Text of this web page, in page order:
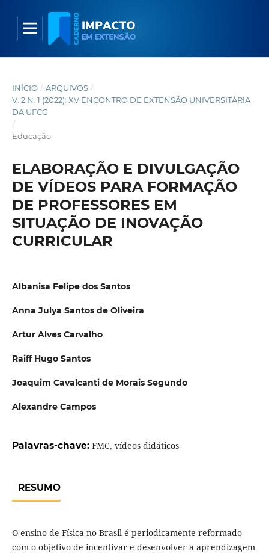
INÍCIO / ARQUIVOS /
V. 2 N. 1 (2022): XV ENCONTRO DE EXTENSÃO UNIVERSITÁRIA
DA UFCG
/
Educação
ELABORAÇÃO E DIVULGAÇÃO
DE VÍDEOS PARA FORMAÇÃO
DE PROFESSORES EM
SITUAÇÃO DE INOVAÇÃO
CURRICULAR
Albanisa Felipe dos Santos
Anna Julya Santos de Oliveira
Artur Alves Carvalho
Raiff Hugo Santos
Joaquim Cavalcanti de Morais Segundo
Alexandre Campos
Palavras-chave: FMC, vídeos didáticos
RESUMO
O ensino de Física no Brasil é periodicamente reformado
com o objetivo de incentivar e desenvolver a aprendizagem